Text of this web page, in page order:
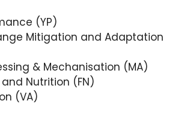
(YP)
Mitigation and Adaptation
& Mechanisation (MA)
Nutrition (FN)
(VA)